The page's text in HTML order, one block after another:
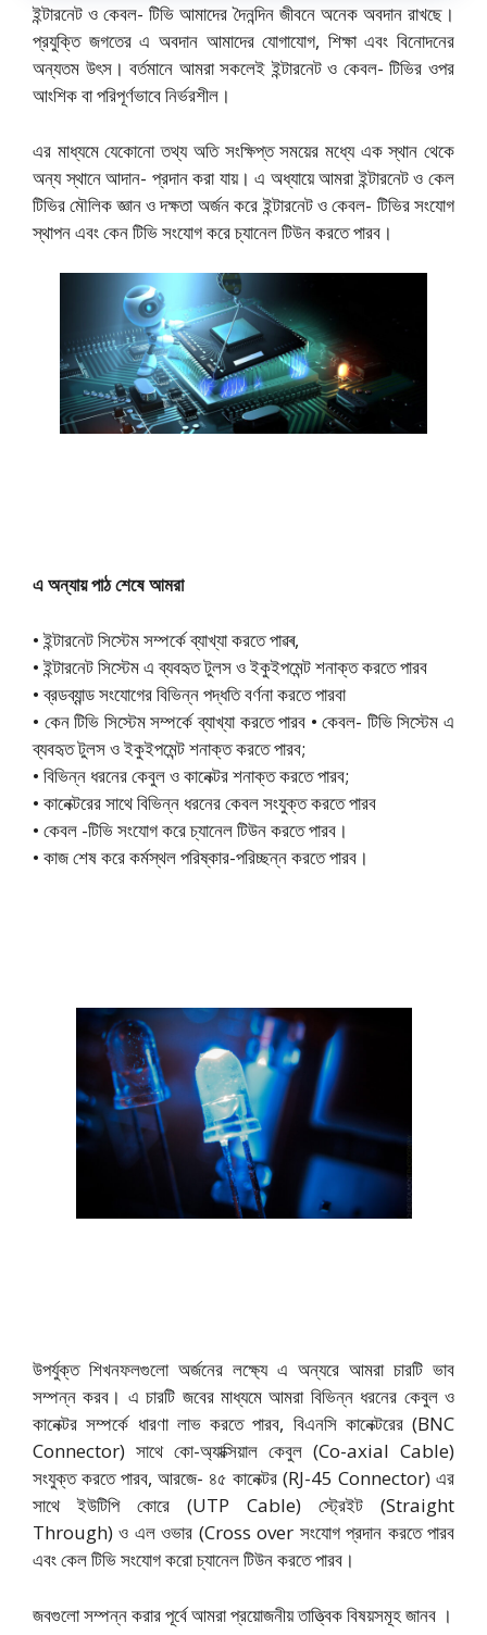
ইন্টারনেট ও কেবল- টিভি আমাদের দৈনন্দিন জীবনে অনেক অবদান রাখছে।
প্রযুক্তি জগতের এ অবদান আমাদের যোগাযোগ, শিক্ষা এবং বিনোদনের
অন্যতম উৎস। বর্তমানে আমরা সকলেই ইন্টারনেট ও কেবল- টিভির ওপর
আংশিক বা পরিপূর্ণভাবে নির্ভরশীল।
এর মাধ্যমে যেকোনো তথ্য অতি সংক্ষিপ্ত সময়ের মধ্যে এক স্থান থেকে
অন্য স্থানে আদান- প্রদান করা যায়। এ অধ্যায়ে আমরা ইন্টারনেট ও কেল
টিভির মৌলিক জ্ঞান ও দক্ষতা অর্জন করে ইন্টারনেট ও কেবল- টিভির সংযোগ
স্থাপন এবং কেন টিভি সংযোগ করে চ্যানেল টিউন করতে পারব।
এ অন্যায় পাঠ শেষে আমরা
• ইন্টারনেট সিস্টেম সম্পর্কে ব্যাখ্যা করতে পাৱৰ,
• ইন্টারনেট সিস্টেম এ ব্যবহৃত টুলস ও ইকুইপমেন্ট শনাক্ত করতে পারব
• ব্রডব্যান্ড সংযোগের বিভিন্ন পদ্ধতি বর্ণনা করতে পারবা
• কেন টিভি সিস্টেম সম্পর্কে ব্যাখ্যা করতে পারব • কেবল- টিভি সিস্টেম এ
ব্যবহৃত টুলস ও ইকুইপমেন্ট শনাক্ত করতে পারব;
• বিভিন্ন ধরনের কেবুল ও কানেক্টর শনাক্ত করতে পারব;
• কানেক্টরের সাথে বিভিন্ন ধরনের কেবল সংযুক্ত করতে পারব
• কেবল -টিভি সংযোগ করে চ্যানেল টিউন করতে পারব।
• কাজ শেষ করে কর্মস্থল পরিষ্কার-পরিচ্ছন্ন করতে পারব।
উপর্যুক্ত শিখনফলগুলো অর্জনের লক্ষ্যে এ অন্যরে আমরা চারটি ভাব
সম্পন্ন করব। এ চারটি জবের মাধ্যমে আমরা বিভিন্ন ধরনের কেবুল ও
কানেক্টর সম্পর্কে ধারণা লাভ করতে পারব, বিএনসি কানেক্টরের (BNC
Connector) সাথে কো-অ্যাক্সিয়াল কেবুল (Co-axial Cable)
সংযুক্ত করতে পারব, আরজে- ৪৫ কানেক্টর (RJ-45 Connector) এর
সাথে ইউটিপি কোরে (UTP Cable) স্ট্রেইট (Straight
Through) ও এল ওভার (Cross over সংযোগ প্রদান করতে পারব
এবং কেল টিভি সংযোগ করো চ্যানেল টিউন করতে পারব।
জবগুলো সম্পন্ন করার পূর্বে আমরা প্রয়োজনীয় তাত্ত্বিক বিষয়সমূহ জানব ।